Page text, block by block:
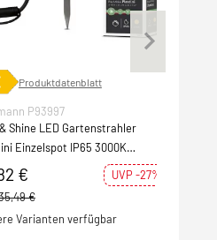
Produktdatenblatt
P93997
Shine LED Gartenstrahler
Einzelspot IP65 3000K
€
UVP -27%
€
Varianten verfügbar